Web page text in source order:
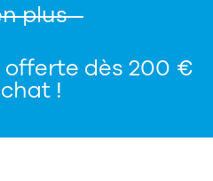
plus
dès 200 €
!